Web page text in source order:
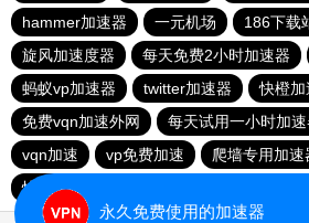
hammer加速器
一元机场 186下载
旋风加速度器
每天免费2小时加速器
蚂蚁vp加速器
twitter加速器
快橙加
免费vqn加速外网
每天试用一小时加速
vqn加速
vp免费加速 爬墙专用加速
快连vn破解版
永久免费使用的加速器